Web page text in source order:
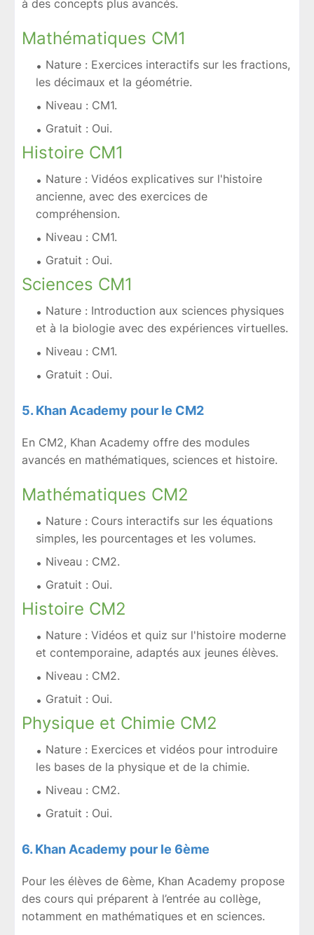
à des concepts plus avancés.
Mathématiques CM1
Nature : Exercices interactifs sur les fractions,
les décimaux et la géométrie.
Niveau : CM1.
Gratuit : Oui.
Histoire CM1
Nature : Vidéos explicatives sur l'histoire
ancienne, avec des exercices de
compréhension.
Niveau : CM1.
Gratuit : Oui.
Sciences CM1
Nature : Introduction aux sciences physiques
et à la biologie avec des expériences virtuelles.
Niveau : CM1.
Gratuit : Oui.
5. Khan Academy pour le CM2
En CM2, Khan Academy offre des modules
avancés en mathématiques, sciences et histoire.
Mathématiques CM2
Nature : Cours interactifs sur les équations
simples, les pourcentages et les volumes.
Niveau : CM2.
Gratuit : Oui.
Histoire CM2
Nature : Vidéos et quiz sur l'histoire moderne
et contemporaine, adaptés aux jeunes élèves.
Niveau : CM2.
Gratuit : Oui.
Physique et Chimie CM2
Nature : Exercices et vidéos pour introduire
les bases de la physique et de la chimie.
Niveau : CM2.
Gratuit : Oui.
6. Khan Academy pour le 6ème
Pour les élèves de 6ème, Khan Academy propose
des cours qui préparent à l’entrée au collège,
notamment en mathématiques et en sciences.